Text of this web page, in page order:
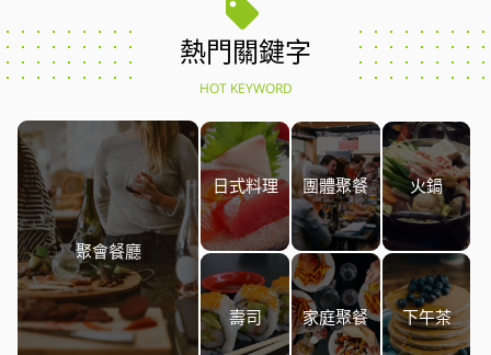
熱門關鍵字
HOT KEYWORD
聚會餐廳
日式料理 團體聚餐 火鍋
壽司 家庭聚餐 下午茶